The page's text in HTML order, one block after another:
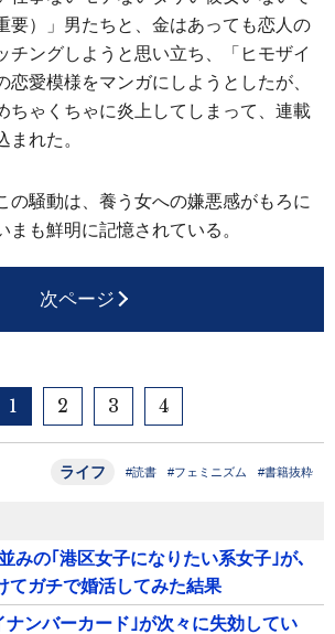
要）」男たちと、金はあっても恋人の
チングしようと思い立ち、「ヒモザイ
恋愛模様をマンガにしようとしたが、
ちゃくちゃに炎上してしまって、連載
まれた。
の騒動は、養う女への嫌悪感がもろに
まも鮮明に記憶されている。
次ページ
1 2 3 4
ライフ #読書 #フェミニズム #書籍抜粋
みの｢港区女子になりたい系女子｣が､
てガチで婚活してみた結果
ナンバーカード｣が次々に失効してい